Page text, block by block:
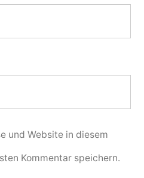
und Website in diesem
Kommentar speichern.